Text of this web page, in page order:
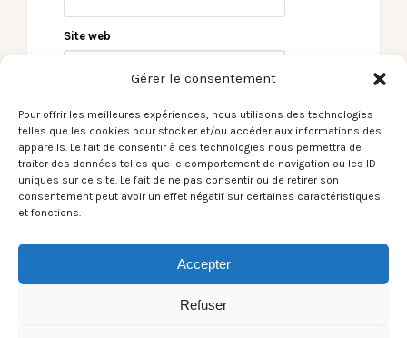
Gérer le consentement
Pour offrir les meilleures expériences, nous utilisons des technologies
telles que les cookies pour stocker et/ou accéder aux informations des
appareils. Le fait de consentir à ces technologies nous permettra de
traiter des données telles que le comportement de navigation ou les ID
uniques sur ce site. Le fait de ne pas consentir ou de retirer son
consentement peut avoir un effet négatif sur certaines caractéristiques
et fonctions.
Accepter
Refuser
Site web
Delgres / Promis le
← [Le Son du moment]
Matt Holubowski /